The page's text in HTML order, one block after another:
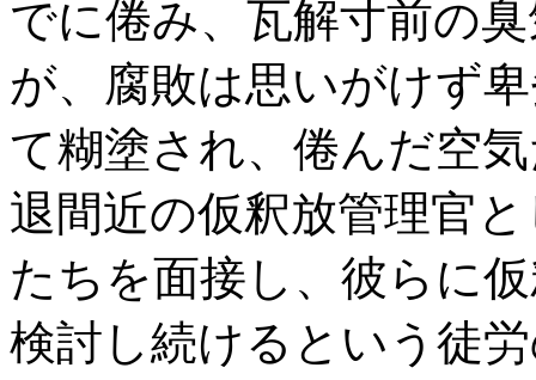
でに倦み、瓦解寸前の
が、腐敗は思いがけず
て糊塗され、倦んだ空
退間近の仮釈放管理官
たちを面接し、彼らに
検討し続けるという徒